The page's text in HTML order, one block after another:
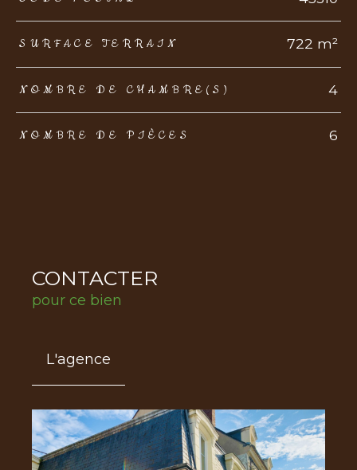
SURFACE TERRAIN 722 m²
NOMBRE DE CHAMBRE(S) 4
NOMBRE DE PIÈCES 6
CONTACTER
pour ce bien
L'agence